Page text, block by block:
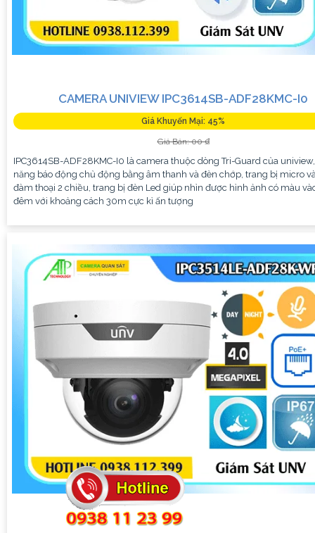
CAMERA UNIVIEW IPC3614SB-ADF28KMC-I0
Giá Khuyến Mại: 45%
Giá Bán: 00 ₫
IPC3614SB-ADF28KMC-I0 là camera thuộc dòng Tri-Guard của
năng báo động chủ động bằng âm thanh và đèn chớp, trang bị micro
đàm thoại 2 chiều, trang bị đèn Led giúp nhìn được hình ảnh có màu
đêm với khoảng cách 30m cực kì ấn tượng